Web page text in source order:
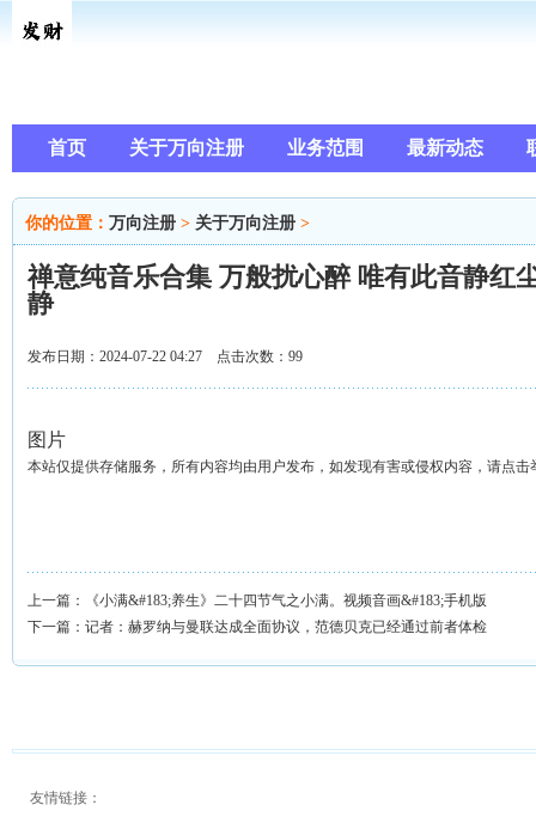
首页 关于万向注册 业务范围 最新动态
你的位置： 万向注册 > 关于万向注册 >
禅意纯音乐合集 万般扰心醉 唯有此音静红
静
发布日期：2024-07-22 04:27 点击次数：99
图片
本站仅提供存储服务，所有内容均由用户发布，如发现有害或侵权内容，请点击
上一篇：
《小满&#183;养生》二十四节气之小满。视频音画&#183;手机版
下一篇： 记者：赫罗纳与曼联达成全面协议，范德贝克已经通过前者体检
友情链接：